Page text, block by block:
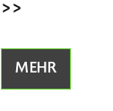
>>
MEHR